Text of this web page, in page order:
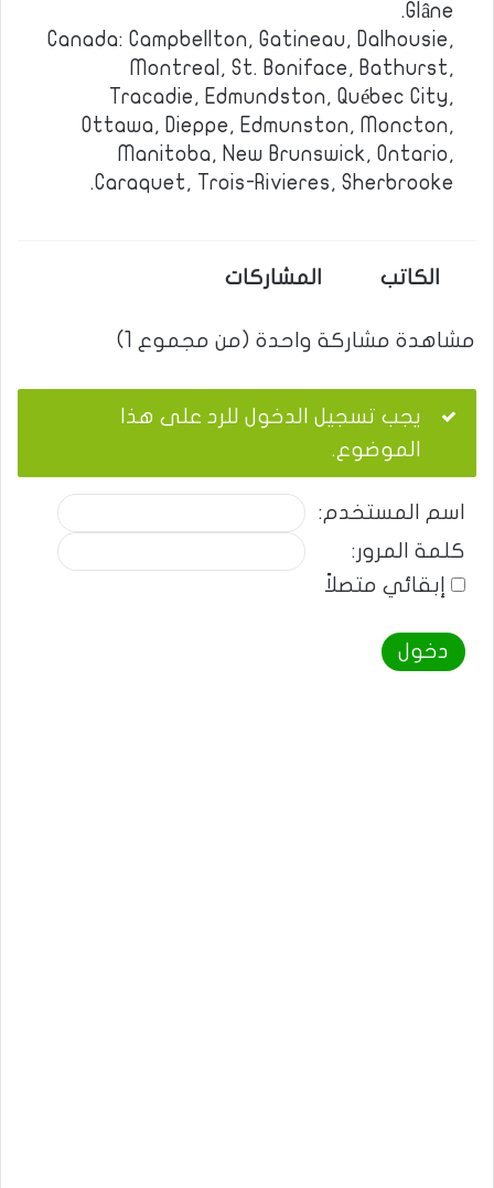
Glâne.
Canada: Campbellton, Gatineau, Dalhousie,
Montreal, St. Boniface, Bathurst,
Tracadie, Edmundston, Québec City,
Ottawa, Dieppe, Edmunston, Moncton,
Manitoba, New Brunswick, Ontario,
Caraquet, Trois-Rivieres, Sherbrooke.
الكاتب المشاركات
مشاهدة مشاركة واحدة (من مجموع 1)
يجب تسجيل الدخول للرد على هذا
الموضوع.
اسم المستخدم:
كلمة المرور:
إبقائي متصلاً
دخول